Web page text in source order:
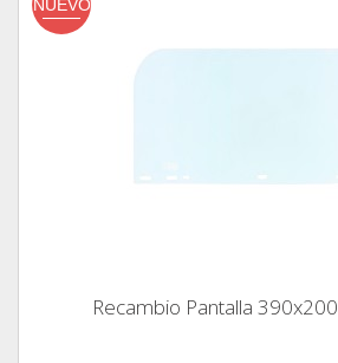
NUEVO
Recambio Pantalla 390x200